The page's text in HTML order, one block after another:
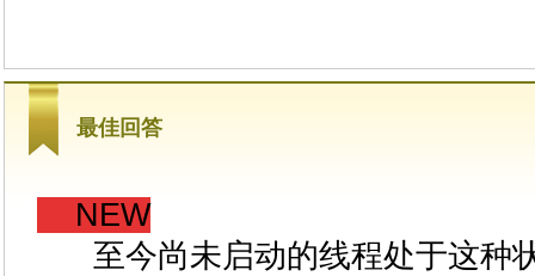
最佳回答
NEW
至今尚未启动的线程处于这种